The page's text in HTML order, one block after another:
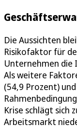
Die Aussichten
Risikofaktor für
Unternehmen die
Als weitere
(54,9 Prozent)
Krise schlägt sich
Arbeitsmarkt